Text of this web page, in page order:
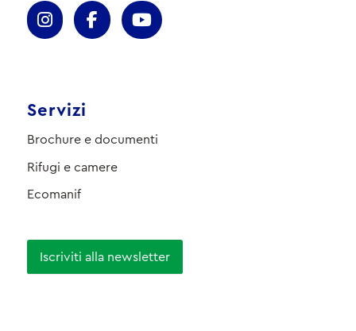
Servizi
Brochure e documenti
Rifugi e camere
Ecomanif
Iscriviti alla newsletter